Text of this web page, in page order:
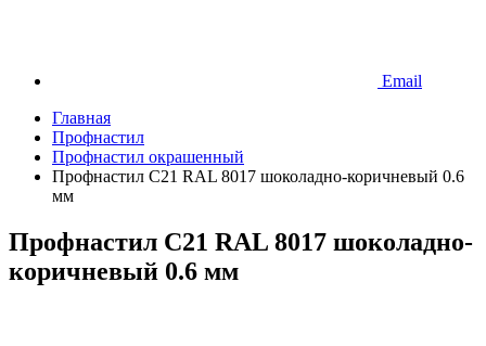
Email
Главная
Профнастил
Профнастил окрашенный
Профнастил С21 RAL 8017 шоколадно-коричневый 0.6
мм
Профнастил С21 RAL 8017 шоколадно-
коричневый 0.6 мм